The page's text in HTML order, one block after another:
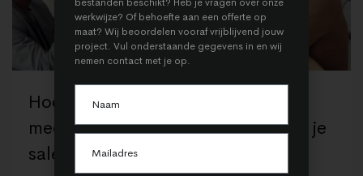
Hoe visualisaties jou helpen aan
meer klanten en het verhogen van je
sales!
werkwijze? Of behoefte aan een offerte op
maat? Wij beoordelen vooraf vrijblijvend jouw
project. Vul onderstaande gegevens in en wij
nemen contact met je op.